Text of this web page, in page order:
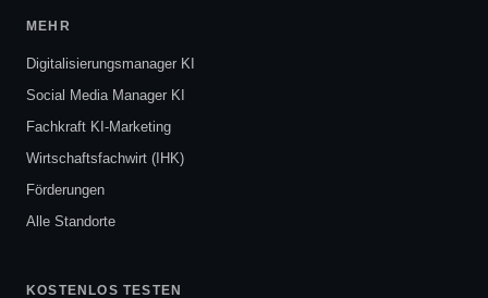
MEHR
Digitalisierungsmanager KI
Social Media Manager KI
Fachkraft KI-Marketing
Wirtschaftsfachwirt (IHK)
Förderungen
Alle Standorte
KOSTENLOS TESTEN